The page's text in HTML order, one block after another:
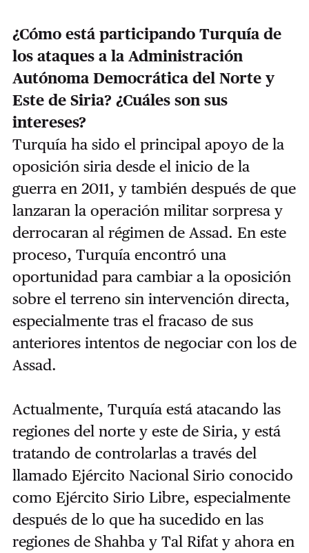
¿Cómo está participando Turquía de
los ataques a la Administración
Autónoma Democrática del Norte y
Este de Siria? ¿Cuáles son sus
intereses?
Turquía ha sido el principal apoyo de la
oposición siria desde el inicio de la
guerra en 2011, y también después de que
lanzaran la operación militar sorpresa y
derrocaran al régimen de Assad. En este
proceso, Turquía encontró una
oportunidad para cambiar a la oposición
sobre el terreno sin intervención directa,
especialmente tras el fracaso de sus
anteriores intentos de negociar con los de
Assad.
Actualmente, Turquía está atacando las
regiones del norte y este de Siria, y está
tratando de controlarlas a través del
llamado Ejército Nacional Sirio conocido
como Ejército Sirio Libre, especialmente
después de lo que ha sucedido en las
regiones de Shahba y Tal Rifat y ahora en